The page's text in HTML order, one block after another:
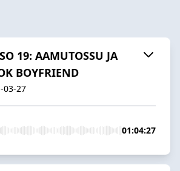
19: AAMUTOSSU JA
BOYFRIEND
03-27
01:04:27